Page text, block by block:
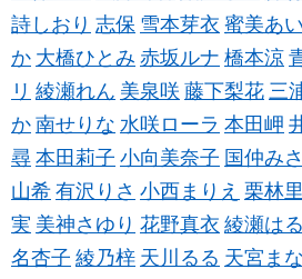
詩しおり 志保 雪本芽衣 蜜美あい
か 大橋ひとみ 赤坂ルナ 橋本涼
リ 綾瀬れん 美泉咲 藤下梨花 三
か 南せりな 水咲ローラ 本田岬
尋 本田莉子 小向美奈子 国仲み
山希 有沢りさ 小西まりえ 栗林
実 美神さゆり 花野真衣 綾瀬は
名杏子 綾乃梓 天川るる 天宮ま